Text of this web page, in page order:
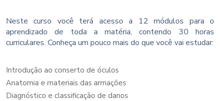
Neste curso você terá acesso a 12 módulos para o
aprendizado de toda a matéria, contendo 30 horas
curriculares. Conheça um pouco mais do que você vai estudar:
Introdução ao conserto de óculos
Anatomia e materiais das armações
Diagnóstico e classificação de danos